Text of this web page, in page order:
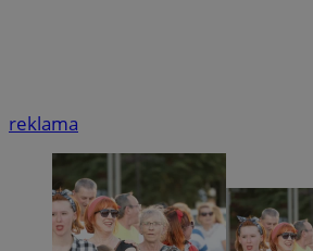
reklama